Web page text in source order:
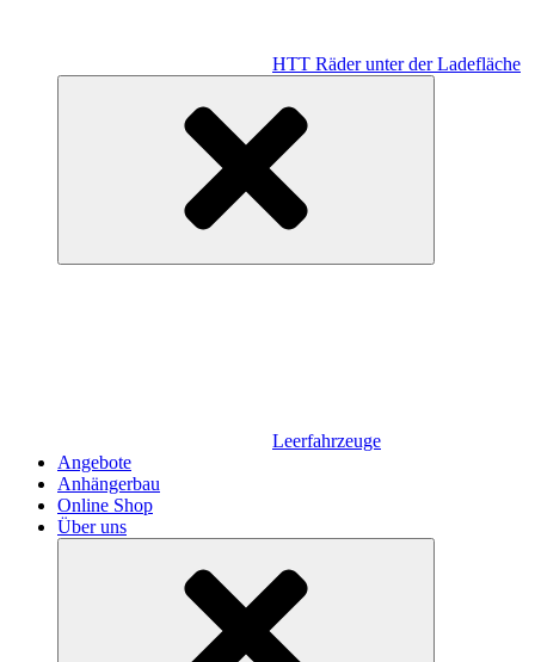
HTT Räder unter der Ladefläche
Leerfahrzeuge
Angebote
Anhängerbau
Online Shop
Über uns